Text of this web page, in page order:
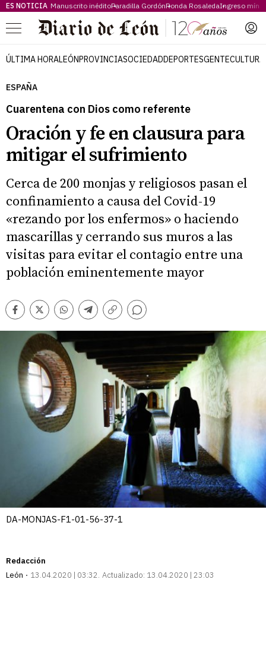
ES NOTICIA Manuscrito inéditoParadilla GordónRonda RosaledaIngreso
Menú
ÚLTIMA HORALEÓNPROVINCIASOCIEDADDEPORTESGENTECULTURA
ESPAÑA
Cuarentena con Dios como referente
Oración y fe en clausura para
mitigar el sufrimiento
Cerca de 200 monjas y religiosos pasan el
confinamiento a causa del Covid-19
«rezando por los enfermos» o haciendo
mascarillas y cerrando sus muros a las
visitas para evitar el contagio entre una
población eminentemente mayor
Facebook
TwitterWhatsappTelegram
Copiar
Comentarios
DA-MONJAS-F1-01-56-37-1
Redacción
León
13.04.2020 | 03:32 Actualizado: 13.04.2020 | 23:03